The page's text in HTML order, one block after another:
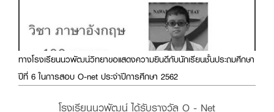
ทางโรงเรียนนวพัฒน์วิทยาขอแสดงความยินดีกับนักเรียนชั้นประถมศึกษา
ปีที่ 6 ในการสอบ O-net ประจำปีการศึกษา 2562
โรงเรียนนวพัฒน์ ได้รับรางวัล O - Net